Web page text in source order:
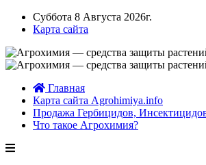
Суббота 8 Августа 2026г.
Карта сайта
Главная
Карта сайта Agrohimiya.info
Продажа Гербицидов,
Что такое Агрохимия?